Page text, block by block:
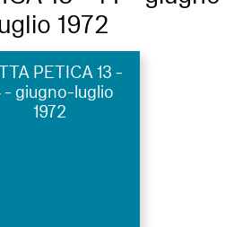
1972
PETICA 13 -
- giugno-luglio
1972